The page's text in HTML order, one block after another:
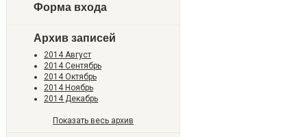
Форма входа
Архив записей
2014 Август
2014 Сентябрь
2014 Октябрь
2014 Ноябрь
2014 Декабрь
Показать весь архив